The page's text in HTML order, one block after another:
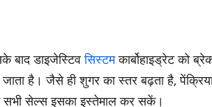
बाद डाइजेस्टिवसिस्टमकार्बोहाइड्रेट को
जाता है। जैसे ही शुगर का स्तर बढ़ता है,
सभी सेल्स इसका इस्तेमाल कर सकें।